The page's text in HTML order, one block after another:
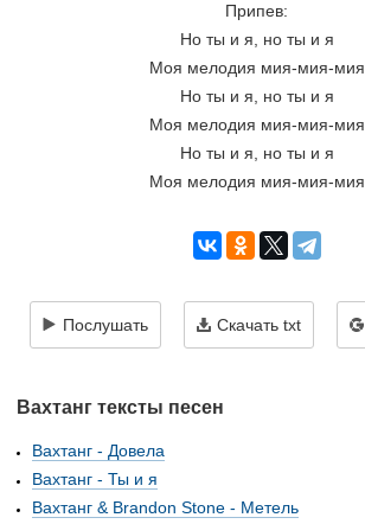
Припев:
Но ты и я, но ты и я
Моя мелодия мия-мия-мия
Но ты и я, но ты и я
Моя мелодия мия-мия-мия
Но ты и я, но ты и я
Моя мелодия мия-мия-мия
Послушать Скачать txt
Вахтанг тексты песен
Вахтанг - Довела
Вахтанг - Ты и я
Вахтанг & Brandon Stone - Метель